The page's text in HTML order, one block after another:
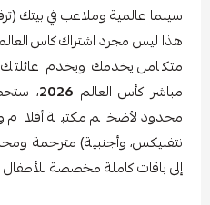
سينما عالمية وملاعب في بيتك (ترفيه
هذا ليس مجرد اشتراككاس
متكامل يخدمك ويخدم
مباشر كأس العالم
،
محدود لأضخم مكتبة أفلام
نتفليكس، وأجنبية) مترجمة
إلى باقات كاملة مخصصة للأطفال